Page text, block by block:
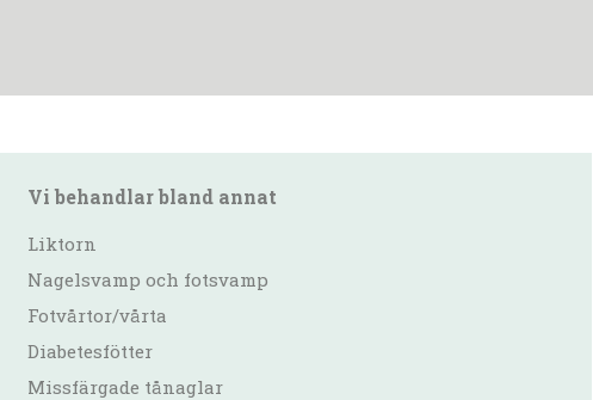
Vi behandlar bland annat
Liktorn
Nagelsvamp och fotsvamp
Fotvårtor/vårta
Diabetesfötter
Missfärgade tånaglar